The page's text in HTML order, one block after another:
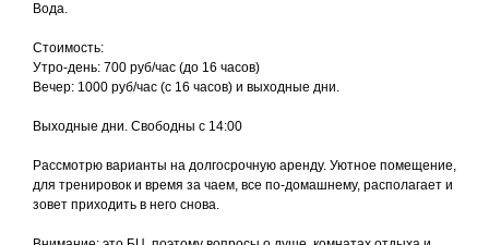
Вода.
Стоимость:
Утро-день: 700 руб/час (до 16 часов)
Вечер: 1000 руб/час (с 16 часов) и выходные дни.
Выходные дни. Свободны с 14:00
Рассмотрю варианты на долгосрочную аренду. Уютное помещение,
для тренировок и время за чаем, все по-домашнему, располагает и
зовет приходить в него снова.